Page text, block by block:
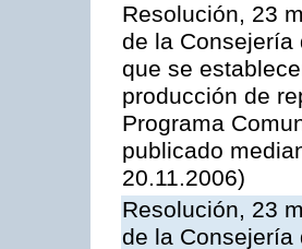
Resolución, 23
de la Consejería
que se
producción de
Programa
publicado
20.11.2006)
Resolución, 23
de la Consejería